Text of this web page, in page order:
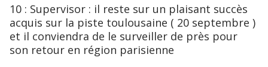
10 : Supervisor : il reste sur un plaisant succès
acquis sur la piste toulousaine ( 20 septembre )
et il conviendra de le surveiller de près pour
son retour en région parisienne